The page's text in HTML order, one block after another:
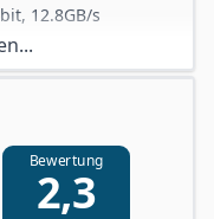
12.8GB/s
Bewertung
2,3